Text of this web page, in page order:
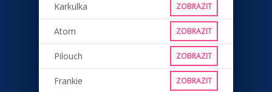
Karkulka ZOBRAZIT
Atom ZOBRAZIT
Pilouch ZOBRAZIT
Frankie ZOBRAZIT